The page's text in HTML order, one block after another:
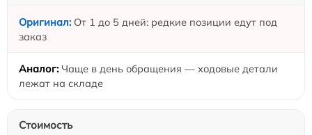
От 1 до 5 дней: редкие позиции едут под
заказ
Чаще в день обращения — ходовые детали
лежат на складе
Стоимость